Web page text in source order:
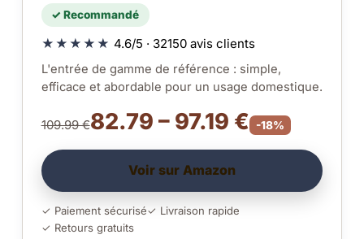
✓ Recommandé
★★★★★ 4.6/5 · 32150 avis clients
L'entrée de gamme de référence : simple,
efficace et abordable pour un usage domestique.
109.99 €82.79 – 97.19 € -18%
Voir sur Amazon
✓ Paiement sécurisé✓ Livraison rapide
✓ Retours gratuits